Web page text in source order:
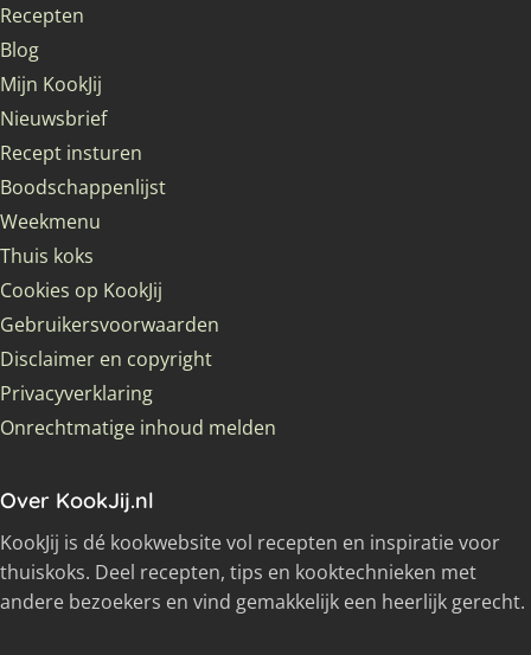
Recepten
Blog
Mijn KookJij
Nieuwsbrief
Recept insturen
Boodschappenlijst
Weekmenu
Thuis koks
Cookies op KookJij
Gebruikersvoorwaarden
Disclaimer en copyright
Privacyverklaring
Onrechtmatige inhoud melden
Over KookJij.nl
KookJij is dé kookwebsite vol recepten en inspiratie voor
thuiskoks. Deel recepten, tips en kooktechnieken met
andere bezoekers en vind gemakkelijk een heerlijk gerecht.